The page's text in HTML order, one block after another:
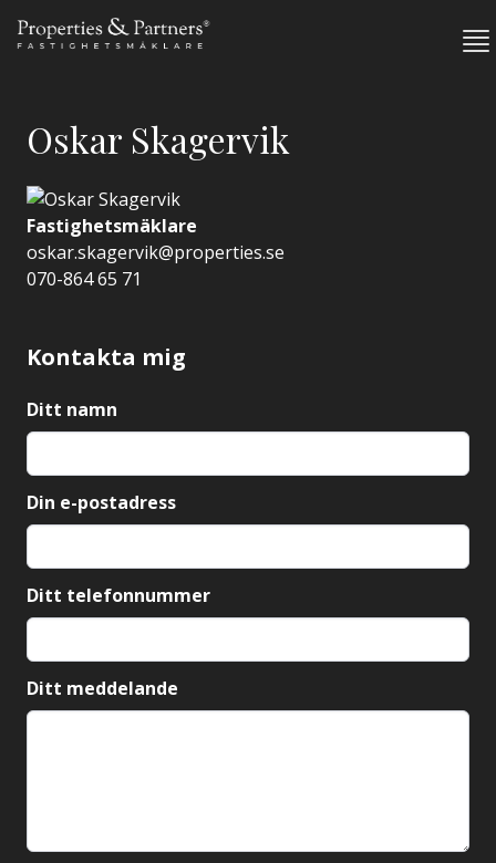
Oskar Skagervik
Fastighetsmäklare
oskar.skagervik@properties.se
070-864 65 71
Kontakta mig
Ditt namn
Din e-postadress
Ditt telefonnummer
Ditt meddelande